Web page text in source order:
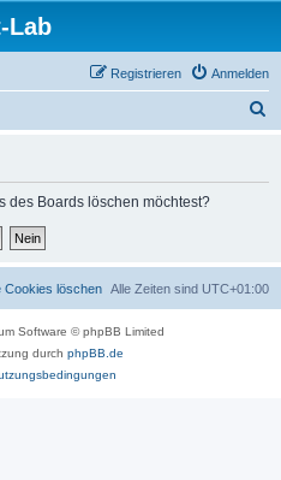
Lab
Anmelden
Registrieren
des Boards löschen möchtest?
Alle Zeiten sind UTC+01:00
Cookies löschen
Software © phpBB Limited
durch phpBB.de